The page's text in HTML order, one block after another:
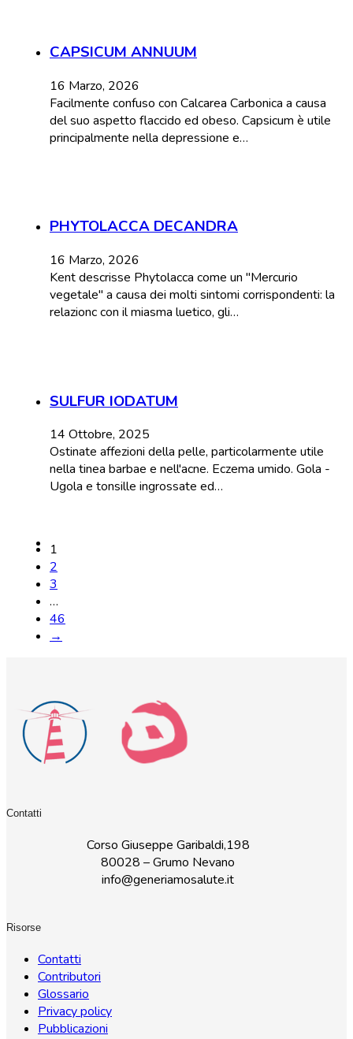
CAPSICUM ANNUUM
16 Marzo, 2026
Facilmente confuso con Calcarea Carbonica a causa
del suo aspetto flaccido ed obeso. Capsicum è utile
principalmente nella depressione e…
PHYTOLACCA DECANDRA
16 Marzo, 2026
Kent descrisse Phytolacca come un "Mercurio
vegetale" a causa dei molti sintomi corrispondenti: la
relazionc con il miasma luetico, gli…
SULFUR IODATUM
14 Ottobre, 2025
Ostinate affezioni della pelle, particolarmente utile
nella tinea barbae e nell'acne. Eczema umido. Gola -
Ugola e tonsille ingrossate ed…
1
2
3
…
46
→
Contatti
Corso Giuseppe Garibaldi,198
80028 – Grumo Nevano
info@generiamosalute.it
Risorse
Contatti
Contributori
Glossario
Privacy policy
Pubblicazioni